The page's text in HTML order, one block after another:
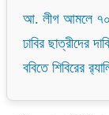
আ. লীগ আমলে ৭০০
ঢাবির ছাত্রীদের
ববিতে শিবিরের